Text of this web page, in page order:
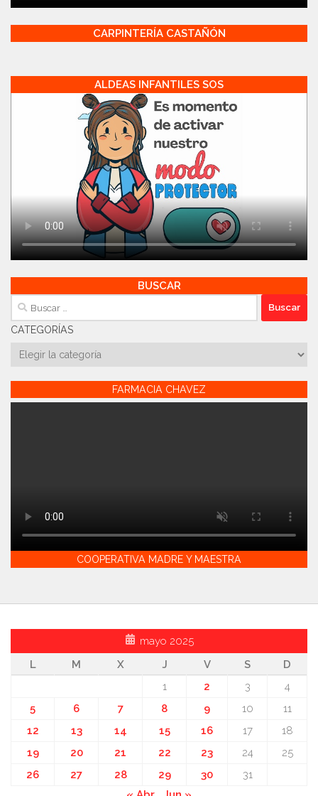
CARPINTERÍA CASTAÑÓN
ALDEAS INFANTILES SOS
BUSCAR
Buscar:
CATEGORÍAS
Categorías
FARMACIA CHAVEZ
COOPERATIVA MADRE Y MAESTRA
mayo 2025
L
M X J V S
D
1
2 3
4
5
6 7 8 9 10
11
12
13 14 15 16 17
18
19
20 21 22 23 24
25
26
27 28 29 30
31